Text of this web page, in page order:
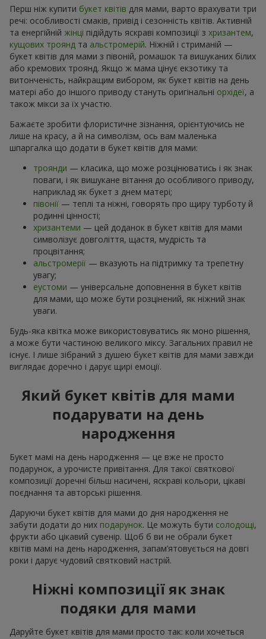
Перш ніж купити букет квітів для мами, варто врахувати три
речі: особливості смаків, привід і сезонність квітів. Активній
та енергійній жінці підійдуть яскраві композиції з хризантем,
кущових троянд та альстромерій. Ніжній і стриманій —
букет квітів для мами з півоній, ромашок та вишуканих білих
або кремових троянд. Якщо ж мама цінує екзотику та
витонченість, найкращим вибором, як букет квітів на день
матері або до іншого приводу стануть оригінальні орхідеї, а
також мікси за їх участю.
Бажаєте зробити флористичне зізнання, орієнтуючись не
лише на красу, а й на символізм, ось вам маленька
шпаргалка що додати в букет квітів для мами:
троянди — класика, що може розцінюватись і як знак
поваги, і як вишукане вітання до особливого приводу,
наприклад як букет з днем матері;
півонії — теплі та ніжні, говорять про щиру турботу й
родинні цінності;
хризантеми — цей доданок в букет квітів для мами
символізує довголіття, щастя, мудрість та
процвітання;
альстромерії — вказують на підтримку та трепетну
увагу;
еустоми — універсальне доповнення в букет квітів
для мами, що може бути розцінений, як ніжний знак
уваги.
Будь-яка квітка може використовуватись як моно рішення,
а може бути частиною великого міксу. Загальних правил не
існує. І лише зібраний з душею букет квітів для мами завжди
виглядає доречно і дарує щирі емоції.
Який букет квітів для мами
подарувати на день
народження
Букет мамі на день народження — це вже не просто
подарунок, а урочисте привітання. Для такої святкової
композиції доречні більш насичені, яскраві кольори, цікаві
поєднання та авторські рішення.
Даруючи букет квітів для мами до дня народження не
забути додати до них подарунок. Це можуть бути солодощі,
фрукти або цікавий сувенір. Щоб б ви не обрали букет
квітів мамі на день народження, запам’ятовується на довгі
роки і дарує чудовий святковий настрій.
Ніжні композиції як знак
подяки для мами
Даруйте букет квітів для мами просто так: коли хочеться